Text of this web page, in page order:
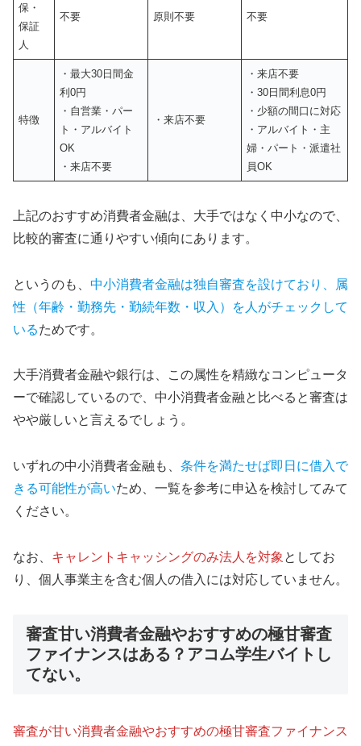
保・
保証
人
不要 原則不要 不要
特徴
・最大30日間金
利0円
・自営業・パー
ト・アルバイト
OK
・来店不要
・来店不要
・来店不要
・30日間利息0円
・少額の間口に対応
・アルバイト・主
婦・パート・派遣社
員OK
上記のおすすめ消費者金融は、大手ではなく中小なので、
比較的審査に通りやすい傾向にあります。
というのも、 中小消費者金融は独自審査を設けており、属
性（年齢・勤務先・勤続年数・収入）を人がチェックして
いるためです。
大手消費者金融や銀行は、この属性を精緻なコンピュータ
ーで確認しているので、中小消費者金融と比べると審査は
やや厳しいと言えるでしょう。
いずれの中小消費者金融も、 条件を満たせば即日に借入で
きる可能性が高いため、一覧を参考に申込を検討してみて
ください。
なお、 キャレントキャッシングのみ法人を対象 としてお
り、個人事業主を含む個人の借入には対応していません。
審査甘い消費者金融やおすすめの極甘審査
ファイナンスはある？アコム学生バイトし
てない。
審査が甘い消費者金融やおすすめの極甘審査ファイナンス